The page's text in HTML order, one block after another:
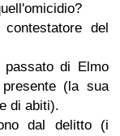
del
di Elmo
(la sua
di abiti).
dal delitto (i